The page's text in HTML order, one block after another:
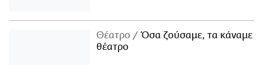
Θέατρο
Όσα ζούσαμε, τα κάναμε
θέατρο